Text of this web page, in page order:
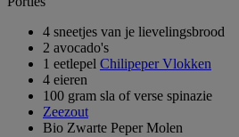
4 sneetjes van je lievelingsbrood
2 avocado's
1 eetlepel Chilipeper Vlokken
4 eieren
100 gram sla of verse spinazie
Zeezout
Bio Zwarte Peper Molen